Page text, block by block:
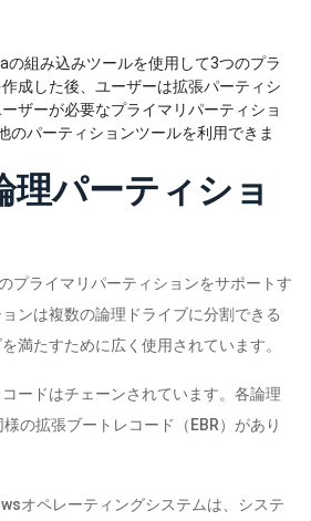
組み込みツールを使用して3つのプラ
成した後、ユーザーは拡張パーティシ
ザーが必要なプライマリパーティショ
のパーティションツールを利用できま
理パーティショ
プライマリパーティションをサポートす
ンは複数の論理ドライブに分割できる
満たすために広く使用されています。
ードはチェーンされています。各論理
の拡張ブートレコード（EBR）があり
オペレーティングシステムは、システ